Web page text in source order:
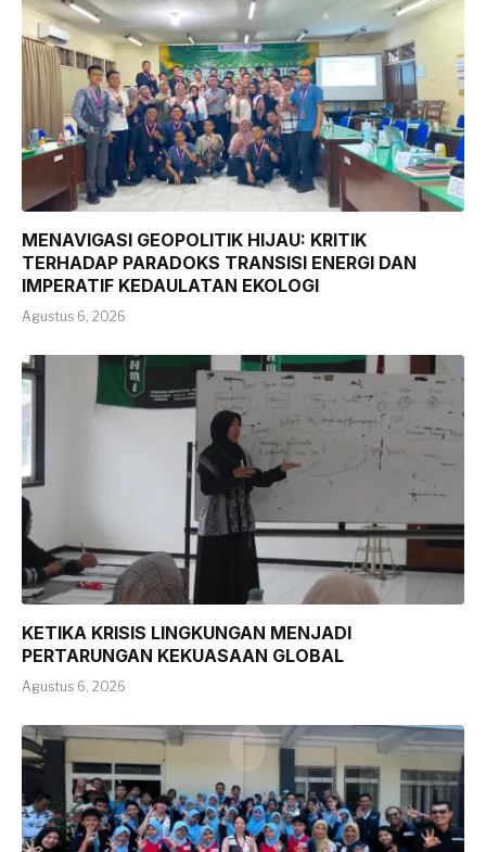
MENAVIGASI GEOPOLITIK HIJAU: KRITIK
TERHADAP PARADOKS TRANSISI ENERGI DAN
IMPERATIF KEDAULATAN EKOLOGI
Agustus 6, 2026
KETIKA KRISIS LINGKUNGAN MENJADI
PERTARUNGAN KEKUASAAN GLOBAL
Agustus 6, 2026